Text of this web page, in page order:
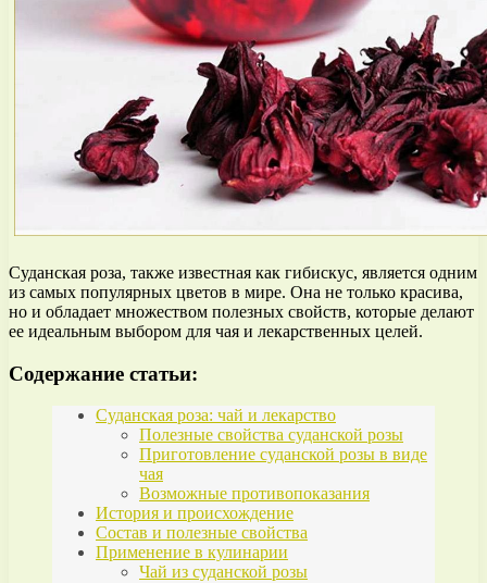
Суданская роза, также известная как гибискус, является одним
из самых популярных цветов в мире. Она не только красива,
но и обладает множеством полезных свойств, которые делают
ее идеальным выбором для чая и лекарственных целей.
Содержание статьи:
Суданская роза: чай и лекарство
Полезные свойства суданской розы
Приготовление суданской розы в виде
чая
Возможные противопоказания
История и происхождение
Состав и полезные свойства
Применение в кулинарии
Чай из суданской розы